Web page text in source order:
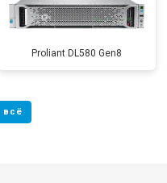
Proliant DL580 Gen8